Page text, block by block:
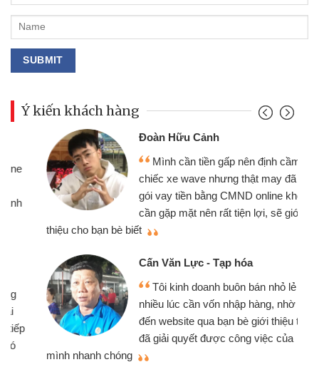
Ý kiến khách hàng
Đoàn Hữu Cảnh
Mình cần tiền gấp nên định cầm cố
chiếc xe wave nhưng thật may đã có
gói vay tiền bằng CMND online không
cần gặp mặt nên rất tiện lợi, sẽ giới
thiệu cho bạn bè biết
Cấn Văn Lực - Tạp hóa
Tôi kinh doanh buôn bán nhỏ lẻ
nhiều lúc cần vốn nhập hàng, nhờ biết
đến website qua bạn bè giới thiệu tôi
đã giải quyết được công việc của
mình nhanh chóng